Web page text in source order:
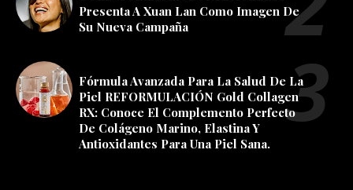
Presenta A Xuan Lan Como Imagen De
Su Nueva Campaña
Fórmula Avanzada Para La Salud De La
Piel REFORMULACIÓN Gold Collagen
RX: Conoce El Complemento Perfecto
De Colágeno Marino, Elastina Y
Antioxidantes Para Una Piel Sana.